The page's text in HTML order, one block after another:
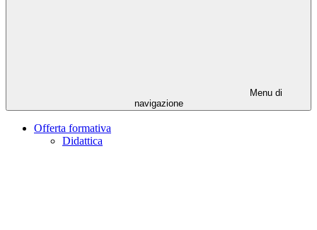
Menu di
navigazione
Offerta formativa
Didattica